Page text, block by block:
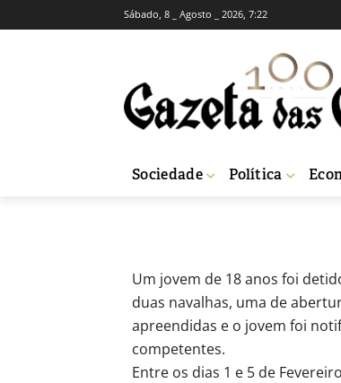
Sábado, 8 _ Agosto _ 2026, 7:22
Sociedade Política
SOCIEDADE
Jovem de
Joel Ribeiro
Um jovem de 18 anos foi
duas navalhas, uma de
apreendidas e o jovem foi
competentes.
Entre os dias 1 e 5 de